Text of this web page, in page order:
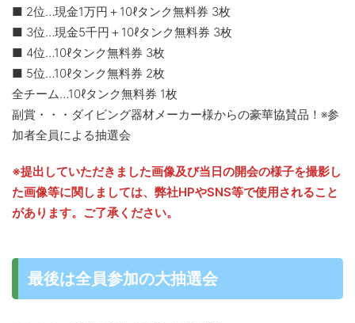
■ 2位…現金1万円＋10ℓタンク無料券 3枚
■ 3位…現金5千円＋10ℓタンク無料券 3枚
■ 4位…10ℓタンク無料券 3枚
■ 5位…10ℓタンク無料券 2枚
全チーム…10ℓタンク無料券 1枚
副賞・・・ダイビング器材メーカー様からの豪華協賛品！※参
加者全員による抽選会
※提出していただきました画像及び当日の開会の様子を撮影し
た画像等に関しましては、弊社HPやSNS等で使用されること
があります。ご了承ください。
最後は全員参加の大抽選会